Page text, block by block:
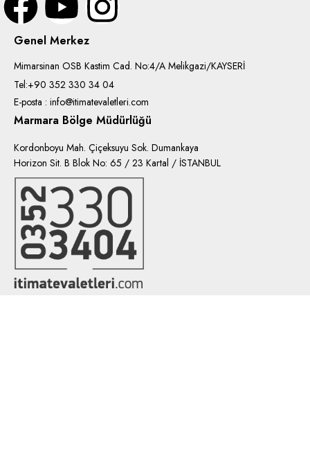
Genel Merkez
Mimarsinan OSB Kastim Cad. No:4/A Melikgazi/KAYSERİ
Tel:+90 352 330 34 04
E-posta : info@itimatevaletleri.com
Marmara Bölge Müdürlüğü
Kordonboyu Mah. Çiçeksuyu Sok. Dumankaya
Horizon Sit. B Blok No: 65 / 23 Kartal / İSTANBUL